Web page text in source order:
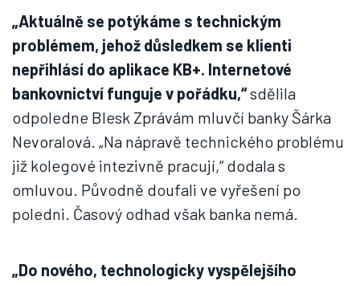
„Aktuálně se potýkáme s technickým
problémem, jehož důsledkem se klienti
nepřihlásí do aplikace KB+. Internetové
bankovnictví funguje v pořádku,“sdělila
odpoledne Blesk Zprávám mluvčí banky Šárka
Nevoralová. „Na nápravě technického problému
již kolegové intezivně pracují,“ dodala s
omluvou. Původně doufali ve vyřešení po
poledni. Časový odhad však banka nemá.
„Do nového, technologicky vyspělejšího